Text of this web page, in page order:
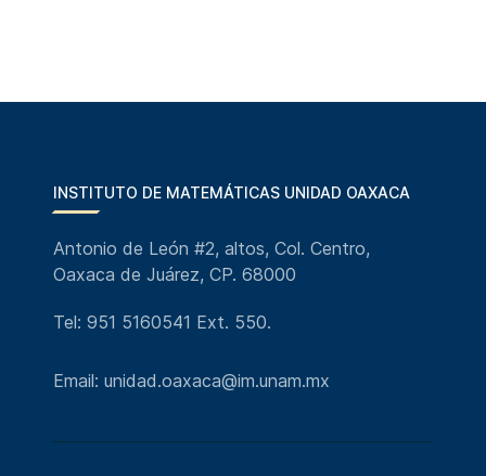
INSTITUTO DE MATEMÁTICAS UNIDAD OAXACA
Antonio de León #2, altos, Col. Centro,
Oaxaca de Juárez, CP. 68000
Tel: 951 5160541 Ext. 550.
Email: unidad.oaxaca@im.unam.mx